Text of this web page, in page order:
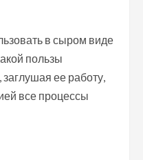
в сыром виде
пользы
ее работу,
все процессы